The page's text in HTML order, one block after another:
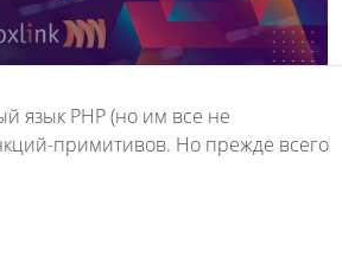
язык PHP (но им все не
примитивов. Но прежде всего